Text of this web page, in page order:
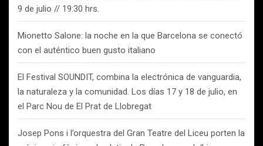
9 de julio // 19:30 hrs.
Mionetto Salone: la noche en la que Barcelona se conectó
con el auténtico buen gusto italiano
El Festival SOUNDIT, combina la electrónica de vanguardia,
la naturaleza y la comunidad. Los días 17 y 18 de julio, en
el Parc Nou de El Prat de Llobregat
Josep Pons i l’orquestra del Gran Teatre del Liceu porten la